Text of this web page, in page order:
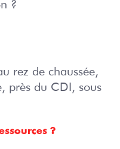
?
rez de chaussée,
près du CDI, sous
?